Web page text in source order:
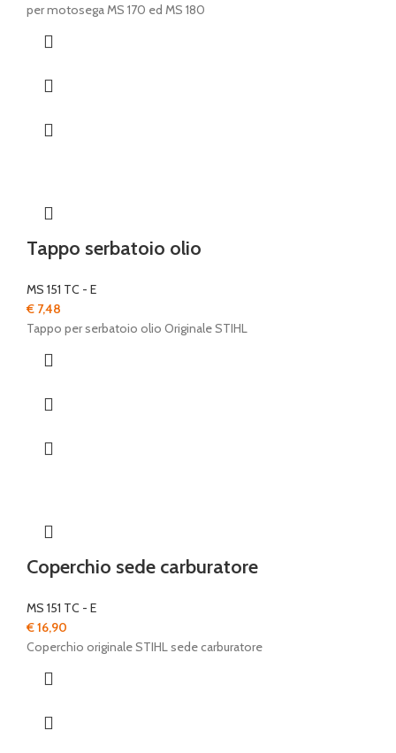
per motosega MS 170 ed MS 180
Tappo serbatoio olio
MS 151 TC - E
€ 7,48
Tappo per serbatoio olio Originale STIHL
Coperchio sede carburatore
MS 151 TC - E
€16,90
Coperchio originale STIHL sede carburatore